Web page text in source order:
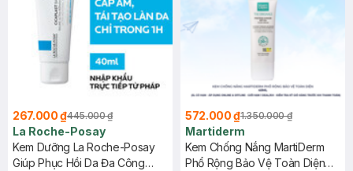
267.000 ₫445.000 ₫
La Roche-Posay
Kem Dưỡng La Roche-Posay
Giúp Phục Hồi Da Đa Công
572.000 ₫1.350.000 ₫
Martiderm
Kem Chống Nắng MartiDerm
Phổ Rộng Bảo Vệ Toàn Diện